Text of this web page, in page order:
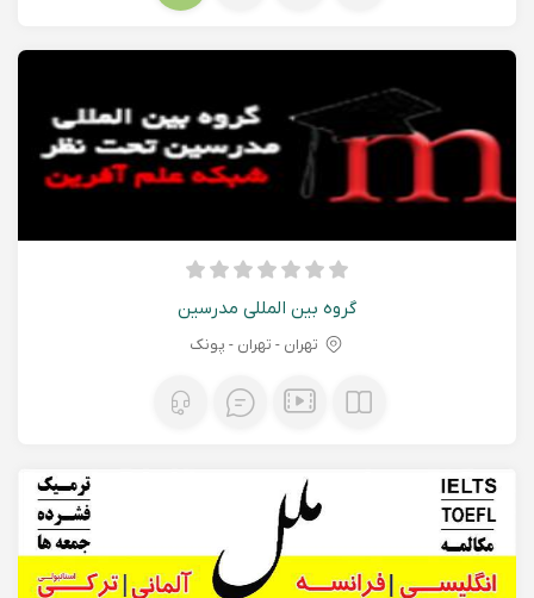
گروه بین المللی مدرسین
تهران - تهران - پونک